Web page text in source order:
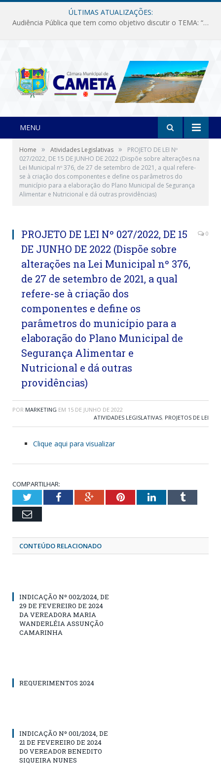
ÚLTIMAS ATUALIZAÇÕES:
Audiência Pública que tem como objetivo discutir o TEMA: “Fornecimento de Energia Elétrica em Debate: Tarifas, Qualidade e Atendimento dos Serviços”
MENU
Home » Atividades Legislativas »
PROJETO DE LEI Nº
027/2022, DE 15 DE JUNHO DE 2022 (Dispõe sobre alterações na
Lei Municipal nº 376, de 27 de setembro de 2021, a qual refere-
se à criação dos componentes e define os parâmetros do
município para a elaboração do Plano Municipal de Segurança
Alimentar e Nutricional e dá outras providências)
PROJETO DE LEI Nº 027/2022, DE 15
DE JUNHO DE 2022 (Dispõe sobre
alterações na Lei Municipal nº 376,
de 27 de setembro de 2021, a qual
refere-se à criação dos
componentes e define os
parâmetros do município para a
elaboração do Plano Municipal de
Segurança Alimentar e
Nutricional e dá outras
providências)
0
POR MARKETING EM 15 DE JUNHO DE 2022
ATIVIDADES LEGISLATIVAS, PROJETOS DE LEI
Clique aqui para visualizar
COMPARTILHAR:
TwitterFacebookGoogle+PinterestLinkedInTumblr
Email
CONTEÚDO RELACIONADO
INDICAÇÃO Nº 002/2024, DE
29 DE FEVEREIRO DE 2024
DA VEREADORA MARIA
WANDERLÉIA ASSUNÇÃO
CAMARINHA
REQUERIMENTOS 2024
INDICAÇÃO Nº 001/2024, DE
21 DE FEVEREIRO DE 2024
DO VEREADOR BENEDITO
SIQUEIRA NUNES